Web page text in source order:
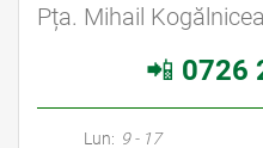
Pța. Mihail
📲 0726
Avocati Bucuresti • Cabinete Avocatura Bucuresti • Avocati Specializati
Lun: 9 - 17